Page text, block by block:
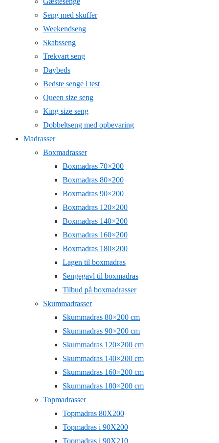
Seng med skuffer
Weekendseng
Skabsseng
Trekvart seng
Daybeds
Bedste senge i test
Queen size seng
King size seng
Dobbeltseng med opbevaring
Madrasser
Boxmadrasser
Boxmadras 70×200
Boxmadras 80×200
Boxmadras 90×200
Boxmadras 120×200
Boxmadras 140×200
Boxmadras 160×200
Boxmadras 180×200
Lagen til boxmadras
Sengegavl til boxmadras
Tilbud på boxmadrasser
Skummadrasser
Skummadras 80×200 cm
Skummadras 90×200 cm
Skummadras 120×200 cm
Skummadras 140×200 cm
Skummadras 160×200 cm
Skummadras 180×200 cm
Topmadrasser
Topmadras 80X200
Topmadras i 90X200
Topmadras i 90X210